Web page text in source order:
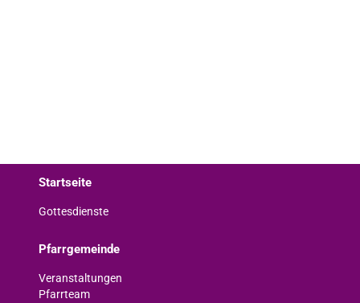
Startseite
Gottesdienste
Pfarrgemeinde
Veranstaltungen
Pfarrteam